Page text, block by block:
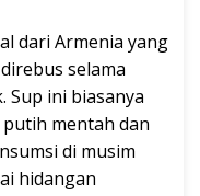
dari Armenia yang
selama
Sup ini biasanya
mentah dan
di musim
hidangan